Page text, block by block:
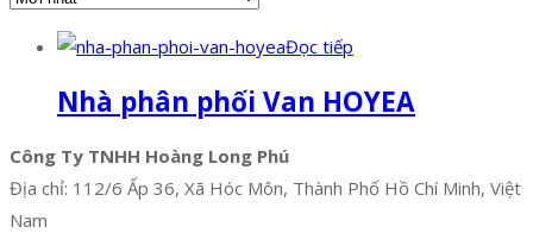
Đọc tiếp
Nhà phân phối Van HOYEA
Công Ty TNHH Hoàng Long Phú
Địa chỉ: 112/6 Ấp 36, Xã Hóc Môn, Thành Phố Hồ Chí Minh, Việt
Nam